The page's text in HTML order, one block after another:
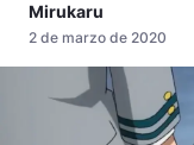
Mirukaru
2 de marzo de 2020